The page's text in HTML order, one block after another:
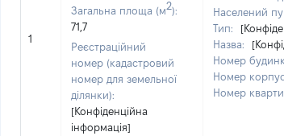
1
Загальна площа (м2):
71,7
Реєстраційний
номер (кадастровий
номер для земельної
ділянки):
[Конфіденційна
інформація]
Населений
Тип:
Назва:
Номер
Номер
Номер